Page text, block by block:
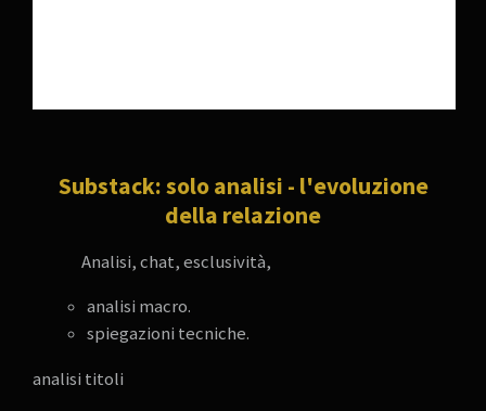
Substack: solo analisi - l'evoluzione
della relazione
Analisi, chat, esclusività,
analisi macro.
spiegazioni tecniche.
analisi titoli